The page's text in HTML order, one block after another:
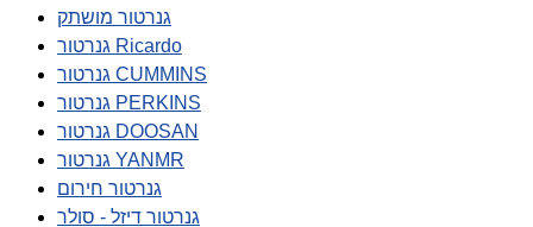
גנרטור מושתק
גנרטור Ricardo
גנרטור CUMMINS
גנרטור PERKINS
גנרטור DOOSAN
גנרטור YANMR
גנרטור חירום
גנרטור דיזל - סולר